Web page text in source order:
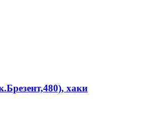
хаки